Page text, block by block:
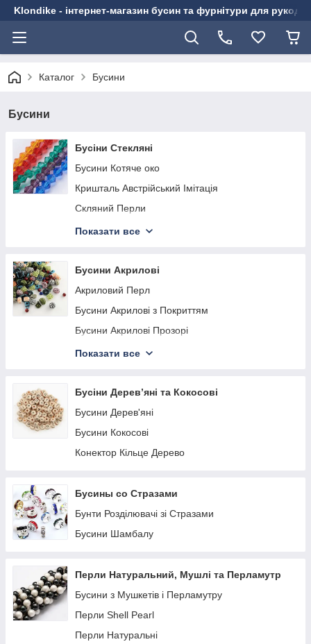
Klondike - інтернет-магазин бусин та фурнітури для
Каталог Бусини
Бусини
Бусіни Стекляні
Бусини Котяче око
Кришталь Австрійський Імітація
Скляний Перли
Бусини Скляні Пофарбовані
Бусини Скляні Матові
Бусини Скляні Імітація Каміння
Бусини Скляні Гальванічні
Бусини Скляні Волочильні
Бусини Скляні Біте скло
Показати все
Бусини Акрилові
Акриловий Перл
Бусини Акрилові з Покриттям
Бусини Акрилові Прозорі
Акрилові Непрозорі Бусини
Бусини Акрилові Античні
Показати все
Бусіни Дерев’яні та Кокосові
Бусини Дерев'яні
Бусини Кокосові
Конектор Кільце Дерево
Бусины со Стразами
Бунти Розділювачі зі Стразами
Бусини Шамбалу
Перли Натуральний, Мушлі та Перламутр
Бусини з Мушкетів і Перламутру
Перли Shell Pearl
Перли Натуральні